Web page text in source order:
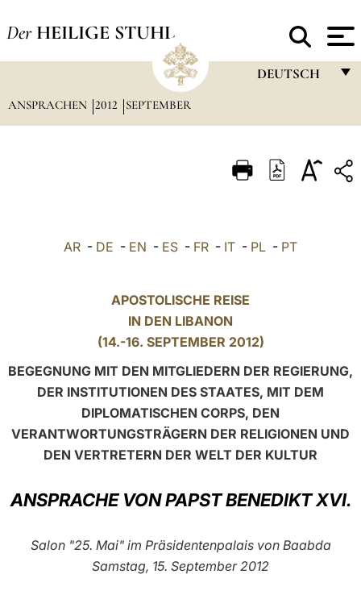
Der HEILIGE STUHL
DEUTSCH
ITALIANO
LATINE
ANSPRACHEN 2012 SEPTEMBER
AR - DE - EN - ES - FR - IT - PL - PT
APOSTOLISCHE REISE
IN DEN LIBANON
(14.-16. SEPTEMBER 2012)
BEGEGNUNG MIT DEN MITGLIEDERN DER REGIERUNG,
DER INSTITUTIONEN DES STAATES, MIT DEM
DIPLOMATISCHEN CORPS, DEN
VERANTWORTUNGSTRÄGERN DER RELIGIONEN UND
DEN VERTRETERN DER WELT DER KULTUR
ANSPRACHE VON PAPST BENEDIKT XVI.
Salon "25. Mai" im Präsidentenpalais von Baabda
Samstag, 15. September 2012